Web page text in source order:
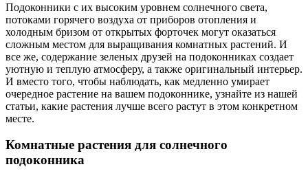
Подоконники с их высоким уровнем солнечного света,
потоками горячего воздуха от приборов отопления и
холодным бризом от открытых форточек могут оказаться
сложным местом для выращивания комнатных растений. И
все же, содержание зеленых друзей на подоконниках создает
уютную и теплую атмосферу, а также оригинальный интерьер.
И вместо того, чтобы наблюдать, как медленно умирает
очередное растение на вашем подоконнике, узнайте из нашей
статьи, какие растения лучше всего растут в этом конкретном
месте.
Комнатные растения для солнечного
подоконника